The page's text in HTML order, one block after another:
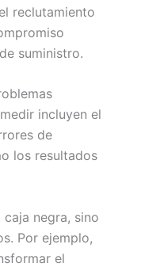
reclutamiento
suministro.
incluyen el
de
los resultados
negra, sino
Por ejemplo,
el